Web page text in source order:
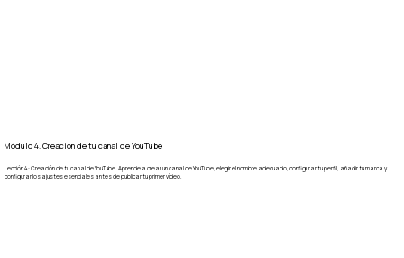
Módulo 4. Creación de tu canal de YouTube
Lección 4: Creación de tu canal de YouTube. Aprende a crear un canal de YouTube, elegir el nombre adecuado, configurar tu perfil, añadir tu marca y
configurar los ajustes esenciales antes de publicar tu primer vídeo.